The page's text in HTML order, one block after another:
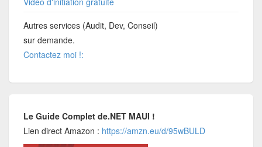
Autres services (Audit, Dev, Conseil)
sur demande.
Contactez moi !:
Le Guide Complet de.NET MAUI !
Lien direct Amazon : https://amzn.eu/d/95wBULD